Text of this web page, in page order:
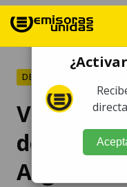
DEPORTES
VIDEO.
de Diego
Argentina